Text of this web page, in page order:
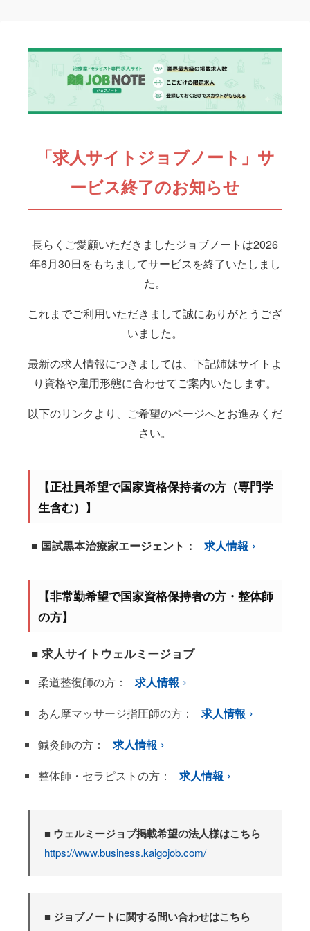
「求人サイトジョブノート」サ
ービス終了のお知らせ
長らくご愛顧いただきましたジョブノートは2026
年6月30日をもちましてサービスを終了いたしまし
た。
これまでご利用いただきまして誠にありがとうござ
いました。
最新の求人情報につきましては、下記姉妹サイトよ
り資格や雇用形態に合わせてご案内いたします。
以下のリンクより、ご希望のページへとお進みくだ
さい。
【正社員希望で国家資格保持者の方（専門学
生含む）】
■ 国試黒本治療家エージェント： 求人情報
【非常勤希望で国家資格保持者の方・整体師
の方】
■ 求人サイトウェルミージョブ
柔道整復師の方：
求人情報
あん摩マッサージ指圧師の方：
求人情報
鍼灸師の方：
求人情報
整体師・セラピストの方：
求人情報
■ ウェルミージョブ掲載希望の法人様はこちら
https://www.business.kaigojob.com/
■ ジョブノートに関する問い合わせはこちら